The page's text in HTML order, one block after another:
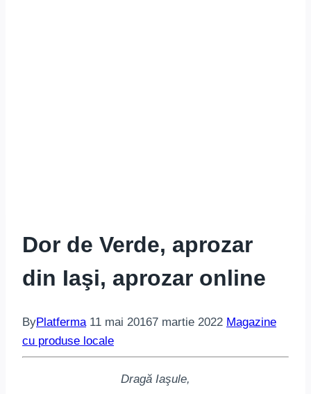
Dor de Verde, aprozar
din Iaşi, aprozar online
ByPlatferma 11 mai 20167 martie 2022 Magazine
cu produse locale
Dragă Iaşule,